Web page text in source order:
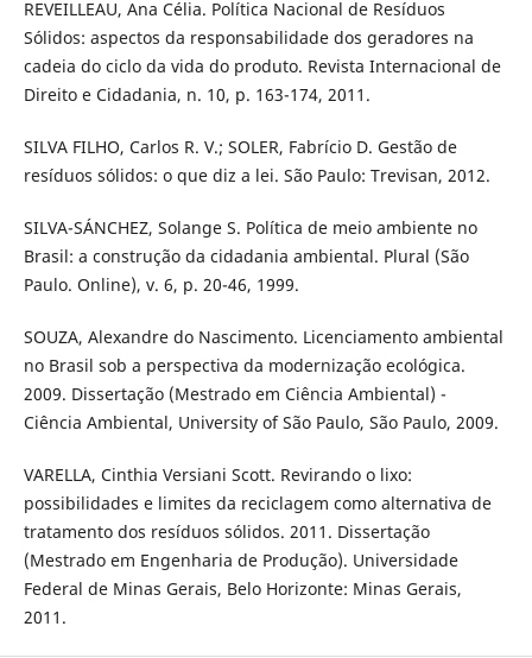
REVEILLEAU, Ana Célia. Política Nacional de Resíduos
Sólidos: aspectos da responsabilidade dos geradores na
cadeia do ciclo da vida do produto. Revista Internacional de
Direito e Cidadania, n. 10, p. 163-174, 2011.
SILVA FILHO, Carlos R. V.; SOLER, Fabrício D. Gestão de
resíduos sólidos: o que diz a lei. São Paulo: Trevisan, 2012.
SILVA-SÁNCHEZ, Solange S. Política de meio ambiente no
Brasil: a construção da cidadania ambiental. Plural (São
Paulo. Online), v. 6, p. 20-46, 1999.
SOUZA, Alexandre do Nascimento. Licenciamento ambiental
no Brasil sob a perspectiva da modernização ecológica.
2009. Dissertação (Mestrado em Ciência Ambiental) -
Ciência Ambiental, University of São Paulo, São Paulo, 2009.
VARELLA, Cinthia Versiani Scott. Revirando o lixo:
possibilidades e limites da reciclagem como alternativa de
tratamento dos resíduos sólidos. 2011. Dissertação
(Mestrado em Engenharia de Produção). Universidade
Federal de Minas Gerais, Belo Horizonte: Minas Gerais,
2011.